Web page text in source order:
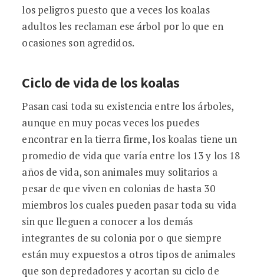
los peligros puesto que a veces los koalas
adultos les reclaman ese árbol por lo que en
ocasiones son agredidos.
Ciclo de vida de los koalas
Pasan casi toda su existencia entre los árboles,
aunque en muy pocas veces los puedes
encontrar en la tierra firme, los koalas tiene un
promedio de vida que varía entre los 13 y los 18
años de vida, son animales muy solitarios a
pesar de que viven en colonias de hasta 30
miembros los cuales pueden pasar toda su vida
sin que lleguen a conocer a los demás
integrantes de su colonia por o que siempre
están muy expuestos a otros tipos de animales
que son depredadores y acortan su ciclo de